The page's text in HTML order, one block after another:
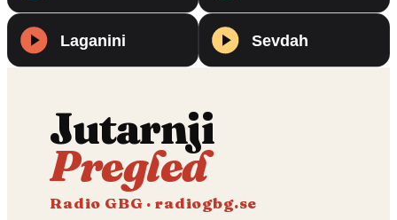
Jutarnji
Pregled
Radio GBG · radiogbg.se